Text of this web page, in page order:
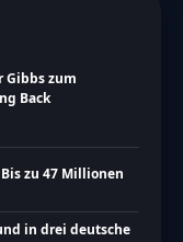
Gibbs zum
Back
zu 47 Millionen
in drei deutsche